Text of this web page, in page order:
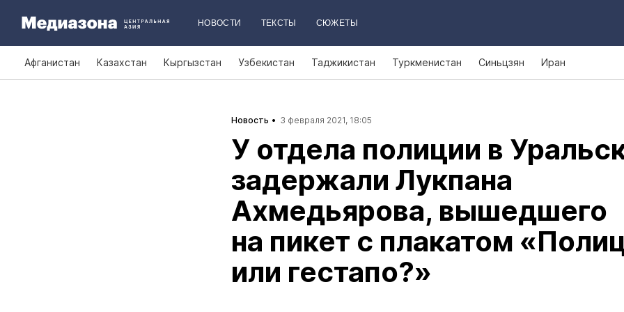
НОВОСТИ ТЕКСТЫ СЮЖЕТЫ
Афганистан Казахстан Кыргызстан Узбекистан Таджикистан Туркменистан Синьцзян Иран
Новость 3 февраля 2021, 18:05
У отдела полиции в
задержали Лукпана
Ахмедьярова, вышедшего
на пикет с плакатом
или гестапо?»